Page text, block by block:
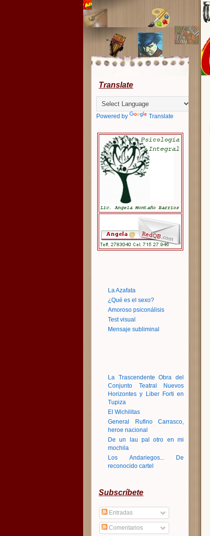
Translate
Powered by Translate
La Azafata
¿Qué es el sexo?
Amoroso psiconálisis
Test visual
Mensaje subliminal
La Trascendente Obra del
Conjunto Teatral Nuevos
Horizontes y Liber Forti en
Tupiza
El Wichilitas
General Rufino Carrasco,
heroe nacional
De un lau pal otro en mi
mochila
Los Andariegos... De
reconocido cartel
Subscríbete
Entradas
Comentarios